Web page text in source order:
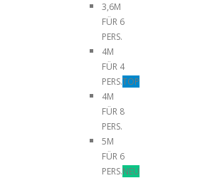
3,6M
FÜR 6
PERS.
4M
FÜR 4
PERS.TOP
4M
FÜR 8
PERS.
5M
FÜR 6
PERS.NEU